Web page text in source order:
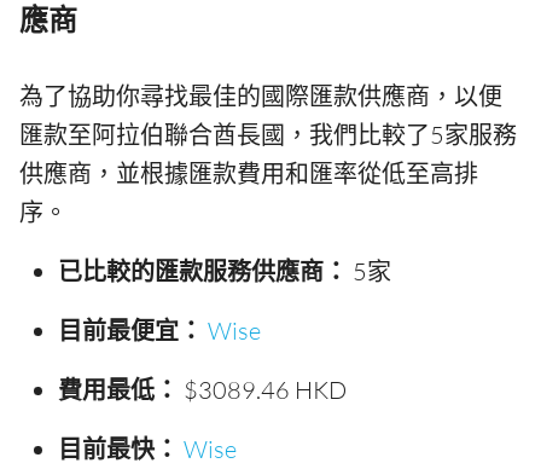
應商
為了協助你尋找最佳的國際匯款供應商，以便
匯款至阿拉伯聯合酋長國，我們比較了5家服務
供應商，並根據匯款費用和匯率從低至高排
序。
已比較的匯款服務供應商： 5家
目前最便宜： Wise
費用最低： $3089.46 HKD
目前最快： Wise